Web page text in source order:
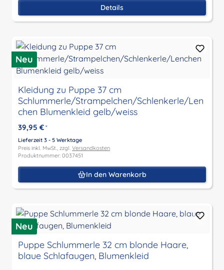
Details
Neu
Kleidung zu Puppe 37 cm
Schlummerle/Strampelchen/Schlenkerle/Len
chen Blumenkleid gelb/weiss
39,95 € *
Lieferzeit 3 - 5 Werktage
Preis inkl. MwSt., zzgl. Versandkosten
Produktnummer: 0037451
In den Warenkorb
Neu
Puppe Schlummerle 32 cm blonde Haare,
blaue Schlafaugen, Blumenkleid